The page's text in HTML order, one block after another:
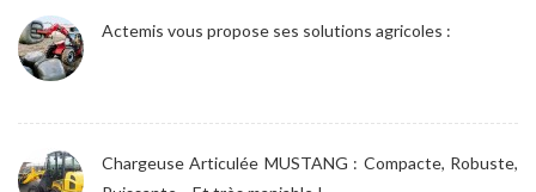
Actemis vous propose ses solutions agricoles :
Chargeuse Articulée MUSTANG : Compacte, Robuste,